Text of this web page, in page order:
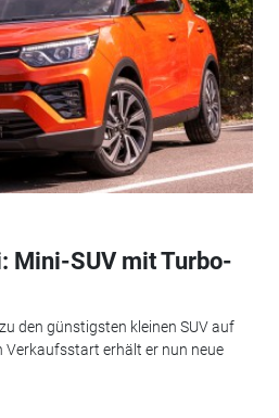
Mini-SUV mit Turbo-
den günstigsten kleinen SUV auf
Verkaufsstart erhält er nun neue